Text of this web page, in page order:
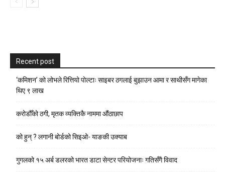
Recent post
‘कमिशन’ को लोभले रित्तियो पोल्टाः साइबर ठगलाई बुझाउन आमा र साथीसँग मागेका
थिए ९ लाख
करोडौँको ठगी, मृतक व्यक्तिकै नाममा औंठाछाप
को हुन् ? लगानी बोर्डको सिइओ- याङकी उक्याब
गुगलको १५ अर्ब डलरको भारत डाटा सेन्टर परियोजनाः गतिसँगै विवाद